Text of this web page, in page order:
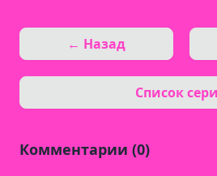
← Назад
Список
Комментарии (0)